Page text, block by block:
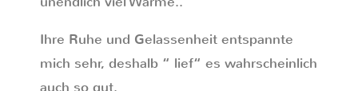
Ihre Ruhe und Gelassenheit entspannte
mich sehr, deshalb “ lief“ es wahrscheinlich